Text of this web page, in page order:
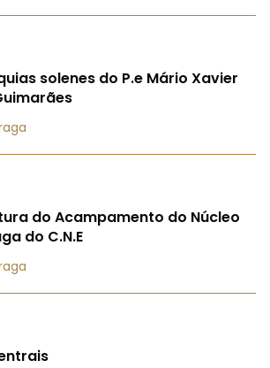
solenes do P.e Mário Xavier
do Acampamento do Núcleo
do C.N.E